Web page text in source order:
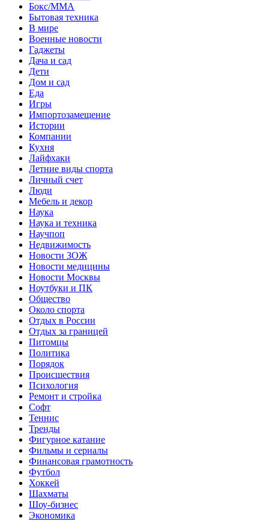
Бокс/MMA
Бытовая техника
В мире
Военные новости
Гаджеты
Дача и сад
Дети
Дом и сад
Еда
Игры
Импортозамещение
Истории
Компании
Кухня
Лайфхаки
Летние виды спорта
Личный счет
Люди
Мебель и декор
Наука
Наука и техника
Научпоп
Недвижимость
Новости ЗОЖ
Новости медицины
Новости Москвы
Ноутбуки и ПК
Общество
Около спорта
Отдых в России
Отдых за границей
Питомцы
Политика
Порядок
Происшествия
Психология
Ремонт и стройка
Софт
Теннис
Тренды
Фигурное катание
Фильмы и сериалы
Финансовая грамотность
Футбол
Хоккей
Шахматы
Шоу-бизнес
Экономика